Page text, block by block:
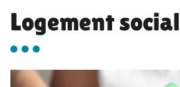
Logement social